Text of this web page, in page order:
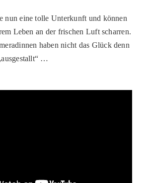
nun eine tolle Unterkunft und können
Leben an der frischen Luft scharren.
haben nicht das Glück denn
…